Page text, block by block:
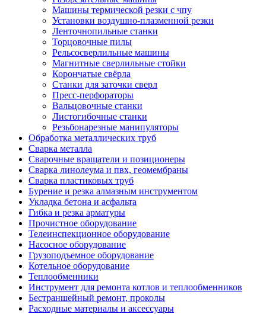
Машины термической резки с чпу
Установки воздушно-плазменной резки
Ленточнопильные станки
Торцовочные пилы
Рельсосверлильные машины
Магнитные сверлильные стойки
Корончатые свёрла
Станки для заточки сверл
Пресс-перфораторы
Вальцовочные станки
Листогибочные станки
Резьбонарезные манипуляторы
Обработка металлических труб
Сварка металла
Сварочные вращатели и позиционеры
Сварка линолеума и пвх, геомембраны
Сварка пластиковых труб
Бурение и резка алмазным инструментом
Укладка бетона и асфальта
Гибка и резка арматуры
Прочистное оборудование
Телеинспекционное оборудование
Насосное оборудование
Грузоподъемное оборудование
Котельное оборудование
Теплообменники
Инструмент для ремонта котлов и теплообменников
Бестраншейный ремонт, проколы
Расходные материалы и аксессуары